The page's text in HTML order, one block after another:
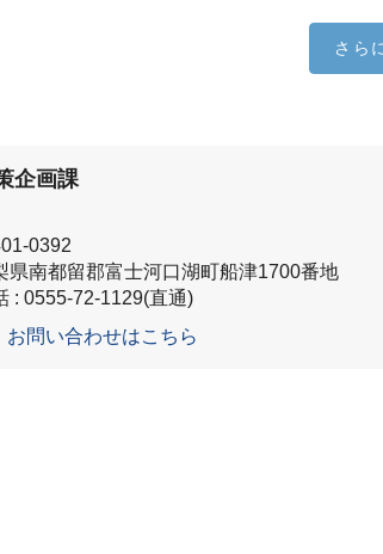
さら
企画課
0392
県南都留郡富士河口湖町船津1700番地
: 0555-72-1129(直通)
お問い合わせはこちら